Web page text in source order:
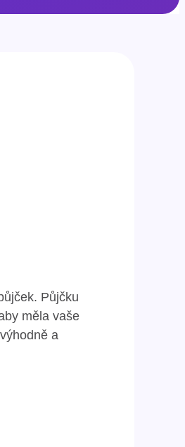
Půjčku
měla vaše
a